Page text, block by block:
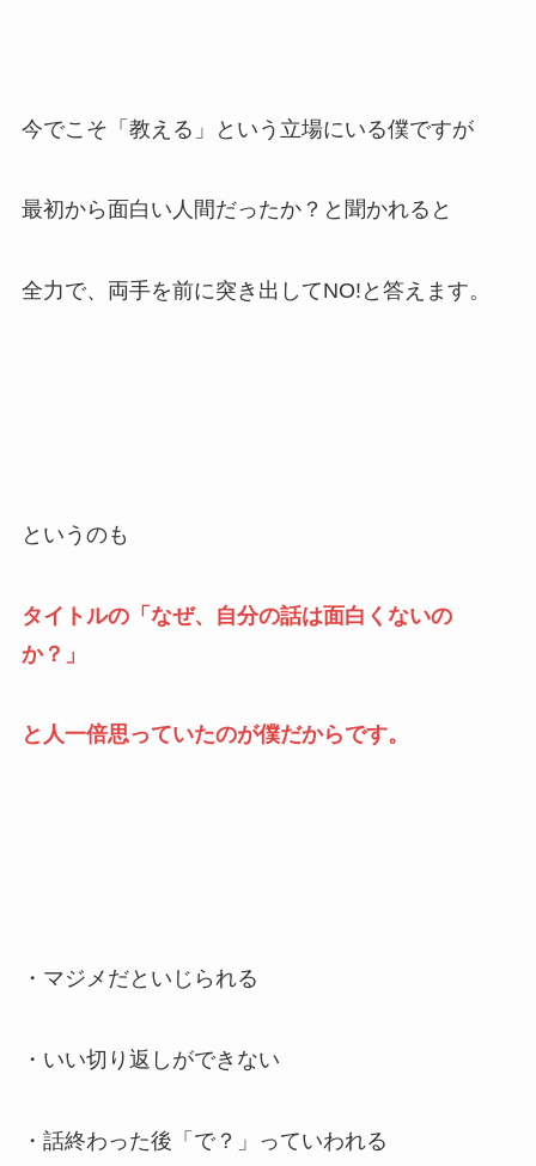
今でこそ「教える」という立場にいる僕ですが
最初から面白い人間だったか？と聞かれると
全力で、両手を前に突き出してNO!と答えます。
というのも
タイトルの「なぜ、自分の話は面白くないの
か？」
と人一倍思っていたのが僕だからです。
・マジメだといじられる
・いい切り返しができない
・話終わった後「で？」っていわれる